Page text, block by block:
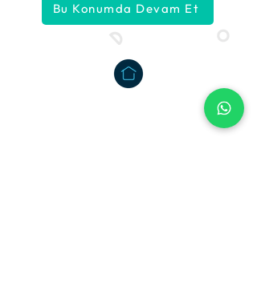
Bu Konumda Devam Et